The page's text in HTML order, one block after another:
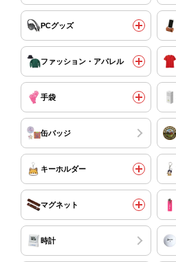
PCグッズ
ファッション・アパレル
手袋
缶バッジ
キーホルダー
マグネット
時計